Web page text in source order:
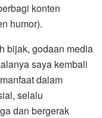
konten
humor).
bijak, godaan media
saya kembali
dalam
selalu
dan bergerak